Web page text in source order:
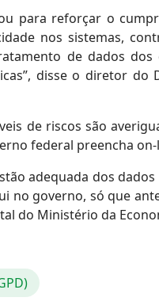
para reforçar o
nos sistemas,
de dados
disse o diretor
de riscos são
federal preencha
adequada dos
no governo, só que
do Ministério da